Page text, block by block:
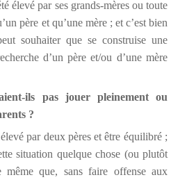
élevé par ses grands-mères ou toute
père et qu’une mère ; et c’est bien
souhaiter que se construise une
d’un père et/ou d’une mère
ils pas jouer pleinement ou
?
par deux pères et être équilibré ;
situation quelque chose (ou plutôt
même que, sans faire offense aux